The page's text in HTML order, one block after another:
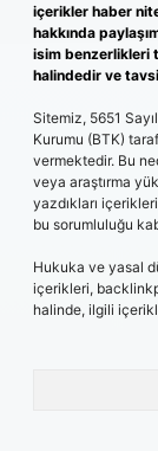
içerikler haber
hakkında
isim benzerlikleri
halindedir ve
Sitemiz, 5651
Kurumu (BTK)
vermektedir. Bu
veya araştırma
yazdıkları
bu sorumluluğu
Hukuka ve yasal
içerikleri,
halinde, ilgili